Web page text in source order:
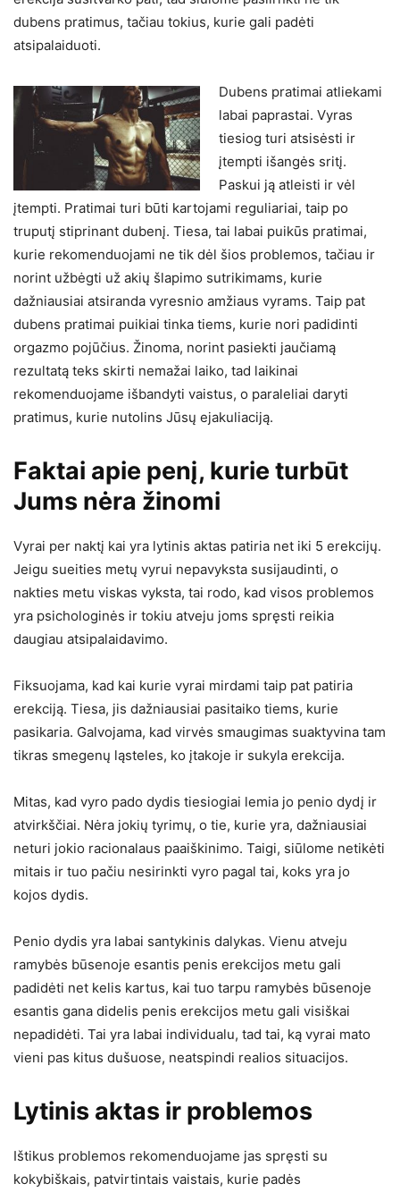
dubens pratimus, tačiau tokius, kurie gali padėti
atsipalaiduoti.
Dubens pratimai atliekami
labai paprastai. Vyras
tiesiog turi atsisėsti ir
įtempti išangės sritį.
Paskui ją atleisti ir vėl
įtempti. Pratimai turi būti kartojami reguliariai, taip po
truputį stiprinant dubenį. Tiesa, tai labai puikūs pratimai,
kurie rekomenduojami ne tik dėl šios problemos, tačiau ir
norint užbėgti už akių šlapimo sutrikimams, kurie
dažniausiai atsiranda vyresnio amžiaus vyrams. Taip pat
dubens pratimai puikiai tinka tiems, kurie nori padidinti
orgazmo pojūčius. Žinoma, norint pasiekti jaučiamą
rezultatą teks skirti nemažai laiko, tad laikinai
rekomenduojame išbandyti vaistus, o paraleliai daryti
pratimus, kurie nutolins Jūsų ejakuliaciją.
Faktai apie penį, kurie turbūt
Jums nėra žinomi
Vyrai per naktį kai yra lytinis aktas patiria net iki 5 erekcijų.
Jeigu sueities metų vyrui nepavyksta susijaudinti, o
nakties metu viskas vyksta, tai rodo, kad visos problemos
yra psichologinės ir tokiu atveju joms spręsti reikia
daugiau atsipalaidavimo.
Fiksuojama, kad kai kurie vyrai mirdami taip pat patiria
erekciją. Tiesa, jis dažniausiai pasitaiko tiems, kurie
pasikaria. Galvojama, kad virvės smaugimas suaktyvina tam
tikras smegenų ląsteles, ko įtakoje ir sukyla erekcija.
Mitas, kad vyro pado dydis tiesiogiai lemia jo penio dydį ir
atvirkščiai. Nėra jokių tyrimų, o tie, kurie yra, dažniausiai
neturi jokio racionalaus paaiškinimo. Taigi, siūlome netikėti
mitais ir tuo pačiu nesirinkti vyro pagal tai, koks yra jo
kojos dydis.
Penio dydis yra labai santykinis dalykas. Vienu atveju
ramybės būsenoje esantis penis erekcijos metu gali
padidėti net kelis kartus, kai tuo tarpu ramybės būsenoje
esantis gana didelis penis erekcijos metu gali visiškai
nepadidėti. Tai yra labai individualu, tad tai, ką vyrai mato
vieni pas kitus dušuose, neatspindi realios situacijos.
Lytinis aktas ir problemos
Ištikus problemos rekomenduojame jas spręsti su
kokybiškais, patvirtintais vaistais, kurie padės